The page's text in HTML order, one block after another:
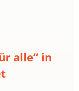
alle“ in